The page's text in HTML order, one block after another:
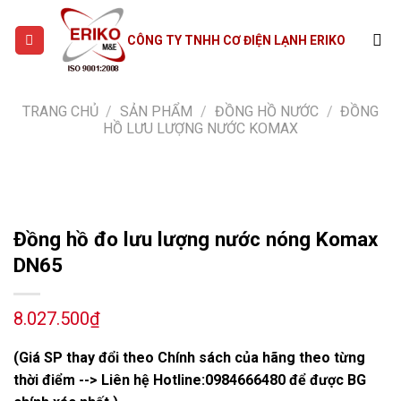
content
CÔNG TY TNHH CƠ ĐIỆN LẠNH ERIKO
TRANG CHỦ / SẢN PHẨM / ĐỒNG HỒ NƯỚC / ĐỒNG
HỒ LƯU LƯỢNG NƯỚC KOMAX
Đồng hồ đo lưu lượng nước nóng Komax
DN65
8.027.500₫
(Giá SP thay đổi theo Chính sách của hãng theo từng
thời điểm --> Liên hệ Hotline:0984666480 để được BG